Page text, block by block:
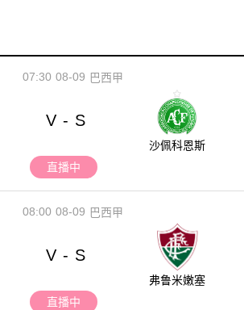
08-09
07:30 巴西甲
V - S
沙佩科恩斯
直播中
08-09
08:00 巴西甲
V - S
弗鲁米嫩塞
直播中